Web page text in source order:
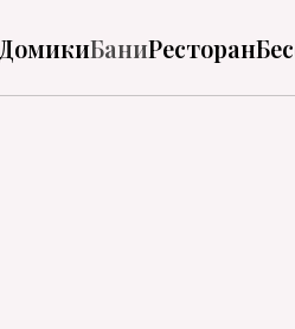
ДомикиБаниРесторан